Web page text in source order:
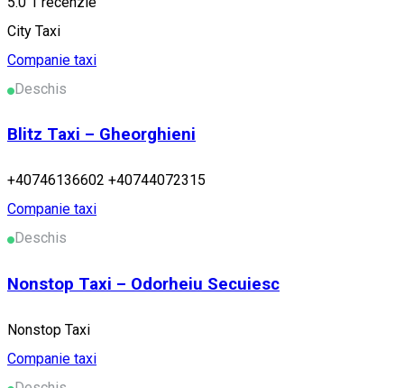
City Taxi
Companie taxi
Deschis
Blitz Taxi – Gheorghieni
+40746136602 +40744072315
Companie taxi
Deschis
Nonstop Taxi – Odorheiu Secuiesc
Nonstop Taxi
Companie taxi